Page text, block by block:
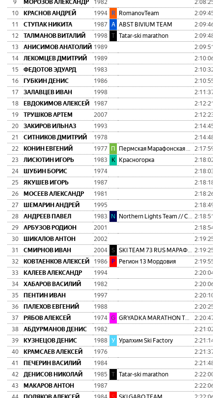
9
МОРОЗОВ АЛЕКСАНДР 1982 2:08:25
10
КРАСНОВ АНДРЕЙ 1994 R RomanovTeam 2:09:45
11
СТУПАК НИКИТА 1987 A ABST BIVIUM TEAM 2:09:46
12
ТАЛМАНОВ ВИТАЛИЙ 1998 T Tatar-ski marathon 2:09:48
13
АНИСИМОВ АНАТОЛИЙ 1989 2:09:51
14
ЛЕКОМЦЕВ ДМИТРИЙ 1989 2:10:06
15
ФЕДОТОВ ЭДУАРД 1983 2:10:32
16
ГУБКИН ДЕНИС 1986 2:10:55
17
ЗАЛАВЦЕВ ИВАН 1998 2:11:37
18
ЕВДОКИМОВ АЛЕКСЕЙ 1987 2:12:21
19
ТРУШКОВ АРТЕМ 2007 2:12:23
20
ЗАКИРОВ ИЛЬНАЗ 1993 2:14:45
21
СИТНИКОВ ДМИТРИЙ 1978 2:14:48
22
КОНИН ЕВГЕНИЙ 1977 П Пермская Марафонская Команда 2:17:59
23
ЛИСЮТИН ИГОРЬ 1983 К Красногорка 2:18:02
24
ШУБИН БОРИС 1974 2:18:03
25
ЯКУШЕВ ИГОРЬ 1987 2:18:18
26
МОСЕЕВ АЛЕКСАНДР 1981 2:18:26
27
ШЕМАРИН АНДРЕЙ 1995 2:18:49
28
АНДРЕЕВ ПАВЕЛ 1983 N Northern Lights Team // Сияние Севера 2:18:51
29
АРБУЗОВ РОДИОН 2001 2:18:54
30
ШИКАЛОВ АНТОН 2002 2:19:25
31
СМИРНОВ ИВАН 2004 S SKI TEAM 73 RUS МАРАФОНСКАЯ КО 2:19:25
32
КОВТАЕНКОВ АЛЕКСЕЙ 1986 Р Регион 13 Мордовия 2:19:55
33
КАЛЕЕВ АЛЕКСАНДР 1994 2:20:04
34
ХАБАРОВ ВАСИЛИЙ 1982 2:20:06
35
ПЕНТИН ИВАН 1997 2:20:10
36
ПАЛЕХОВ ЕВГЕНИЙ 1988 2:20:25
37
РЯБОВ АЛЕКСЕЙ 1974 G GRYADKA MARATHON TEAM 2:20:47
38
АБДУРМАНОВ ДЕНИС 1982 2:21:02
39
КУЗНЕЦОВ ДЕНИС 1988 У Уралхим Ski Factory 2:21:14
40
КРАМСАЕВ АЛЕКСЕЙ 1976 2:21:37
41
ПЕЧЕРИН ВАСИЛИЙ 1984 2:21:48
42
ДЕНИСОВ НИКОЛАЙ 1985 T Tatar-ski marathon 2:22:00
43
МАКАРОВ АНТОН 1987 2:22:06